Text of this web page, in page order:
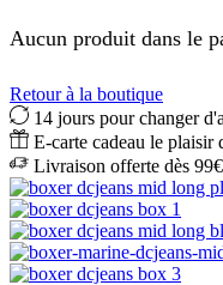
Aucun produit dans le
Retour à la boutique
14 jours pour changer
E-carte cadeau le plaisir
Livraison offerte dès